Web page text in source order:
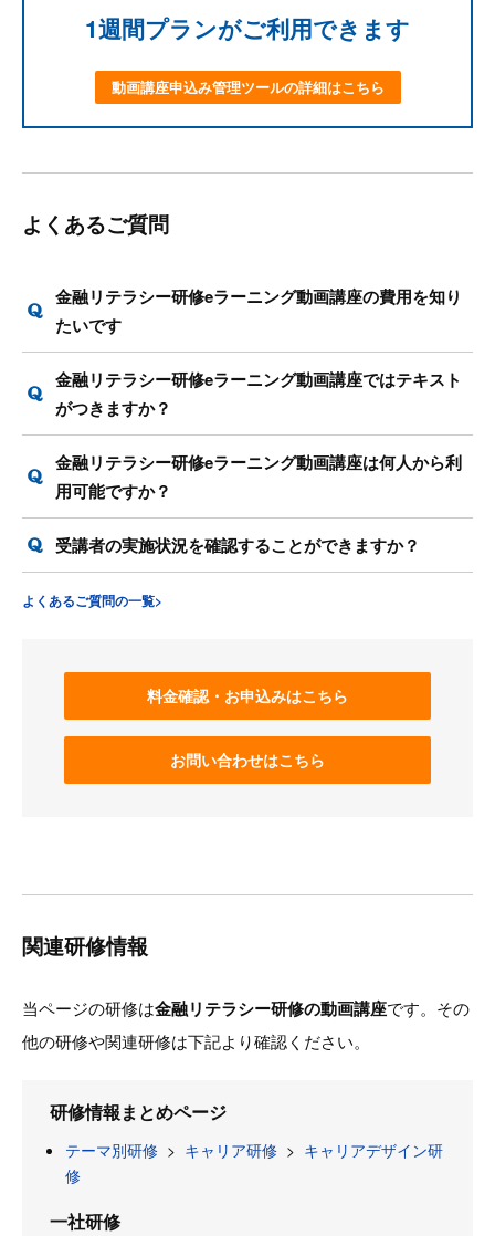
1週間プランがご利用できます
動画講座申込み管理ツールの詳細はこちら
よくあるご質問
金融リテラシー研修eラーニング動画講座の費用を知り
たいです
金融リテラシー研修eラーニング動画講座ではテキスト
がつきますか？
金融リテラシー研修eラーニング動画講座は何人から利
用可能ですか？
受講者の実施状況を確認することができますか？
よくあるご質問の一覧>
料金確認・お申込みはこちら
お問い合わせはこちら
関連研修情報
当ページの研修は金融リテラシー研修の動画講座です。その
他の研修や関連研修は下記より確認ください。
研修情報まとめページ
テーマ別研修 > キャリア研修 > キャリアデザイン研
修
一社研修